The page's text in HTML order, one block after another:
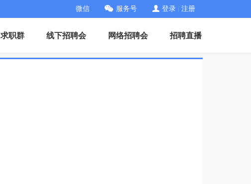
微信 服务号 登录 注册
求职群 线下招聘会 网络招聘会 招聘直播